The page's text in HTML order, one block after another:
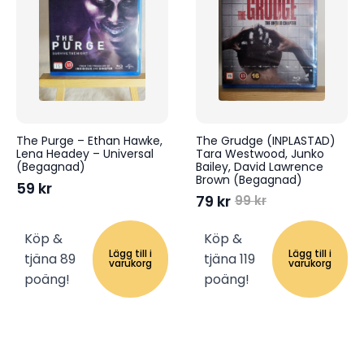
The Purge – Ethan Hawke,
Lena Headey – Universal
(Begagnad)
59 kr
Köp &
tjäna 89
poäng!
Lägg till i
varukorg
The Grudge (INPLASTAD)
Tara Westwood, Junko
Bailey, David Lawrence
Brown (Begagnad)
99kr
Det
ursprungliga
priset
var:
99 kr.
79 kr
Det
priset
är:
79 kr.
Köp &
tjäna 119
poäng!
Lägg till i
varukorg